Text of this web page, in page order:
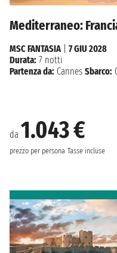
Mediterraneo:
da 1.043 €
prezzo per persona Tasse incluse
MSC FANTASIA
7 GIU 2028
Durata: 7 notti
Partenza da: Cannes Sbarco: